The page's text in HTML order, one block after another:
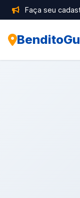
Faça seu